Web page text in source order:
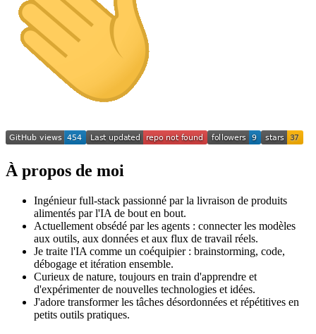
À propos de moi
Ingénieur full-stack passionné par la livraison de produits
alimentés par l'IA de bout en bout.
Actuellement obsédé par les agents : connecter les modèles
aux outils, aux données et aux flux de travail réels.
Je traite l'IA comme un coéquipier : brainstorming, code,
débogage et itération ensemble.
Curieux de nature, toujours en train d'apprendre et
d'expérimenter de nouvelles technologies et idées.
J'adore transformer les tâches désordonnées et répétitives en
petits outils pratiques.